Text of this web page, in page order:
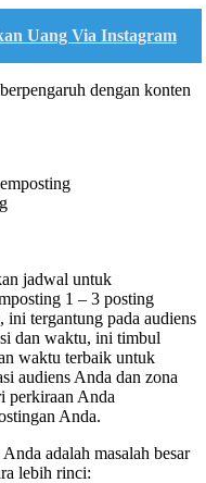
Uang Via Instagram
dengan konten
jadwal untuk
1 – 3 posting
tergantung pada audiens
dan waktu, ini timbul
waktu terbaik untuk
audiens Anda dan zona
perkiraan Anda
Anda.
adalah masalah besar
lebih rinci: